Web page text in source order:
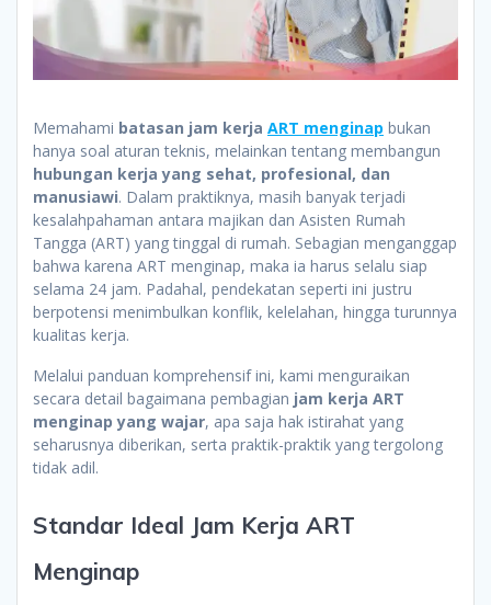
Memahami batasan jam kerja ART menginap bukan
hanya soal aturan teknis, melainkan tentang membangun
hubungan kerja yang sehat, profesional, dan
manusiawi. Dalam praktiknya, masih banyak terjadi
kesalahpahaman antara majikan dan Asisten Rumah
Tangga (ART) yang tinggal di rumah. Sebagian menganggap
bahwa karena ART menginap, maka ia harus selalu siap
selama 24 jam. Padahal, pendekatan seperti ini justru
berpotensi menimbulkan konflik, kelelahan, hingga turunnya
kualitas kerja.
Melalui panduan komprehensif ini, kami menguraikan
secara detail bagaimana pembagian jam kerja ART
menginap yang wajar, apa saja hak istirahat yang
seharusnya diberikan, serta praktik-praktik yang tergolong
tidak adil.
Standar Ideal Jam Kerja ART
Menginap